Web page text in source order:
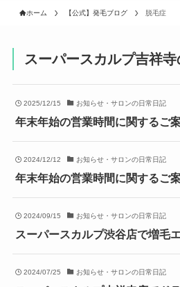
ホーム 【公式】発毛ブログ 脱毛症
スーパースカルプ吉祥
2025/12/15 お知らせ・サロンの日常日記
年末年始の営業時間に関するご
2024/12/12 お知らせ・サロンの日常日記
年末年始の営業時間に関するご
2024/09/15 お知らせ・サロンの日常日記
スーパースカルプ渋谷店で増毛
2024/07/25 お知らせ・サロンの日常日記